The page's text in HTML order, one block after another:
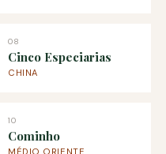
08
Cinco Especiarias
CHINA
10
Cominho